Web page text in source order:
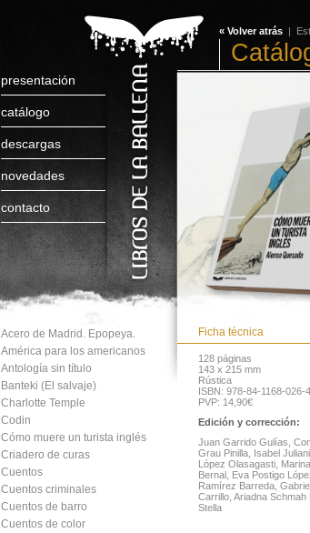
presentación
catálogo
descargas
novedades
contacto
Acero de Madrid. Epopeya.
América para los americanos
Antología sin título
Banteki (El salvaje)
Charlotte Temple
Codin
Cómo muere un turista inglés
Criadero de curas
Cuentos
Cuentos criminales
Cuentos de barro
Cuentos de color
« Volver atrás |
Ficha técnica
128 páginas
143 x 215 mm
Rústica
ISBN: 978-84-1168-026-4
PVP: 14,90€
Edición y corrección:
Juan Garrido Gulías,
Grau Pinilla, Isabel
López Olasagasti,
Bernal, Eva Postigo
Ramírez Barreda,
Carrillo, Ariadna Schmah
Stella